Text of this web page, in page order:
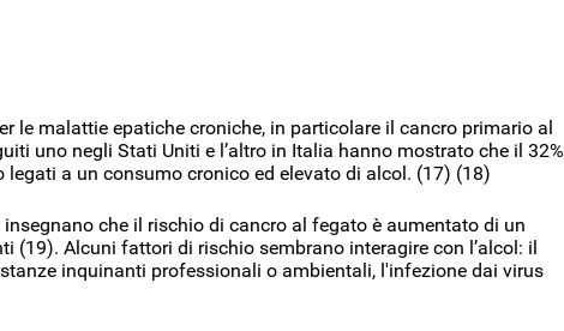
le malattie epatiche croniche, in particolare il cancro primario al
uno negli Stati Uniti e l’altro in Italia hanno mostrato che il 32%
a un consumo cronico ed elevato di alcol. (17) (18)
che il rischio di cancro al fegato è aumentato di un
(19). Alcuni fattori di rischio sembrano interagire con l’alcol: il
inquinanti professionali o ambientali, l'infezione dai virus